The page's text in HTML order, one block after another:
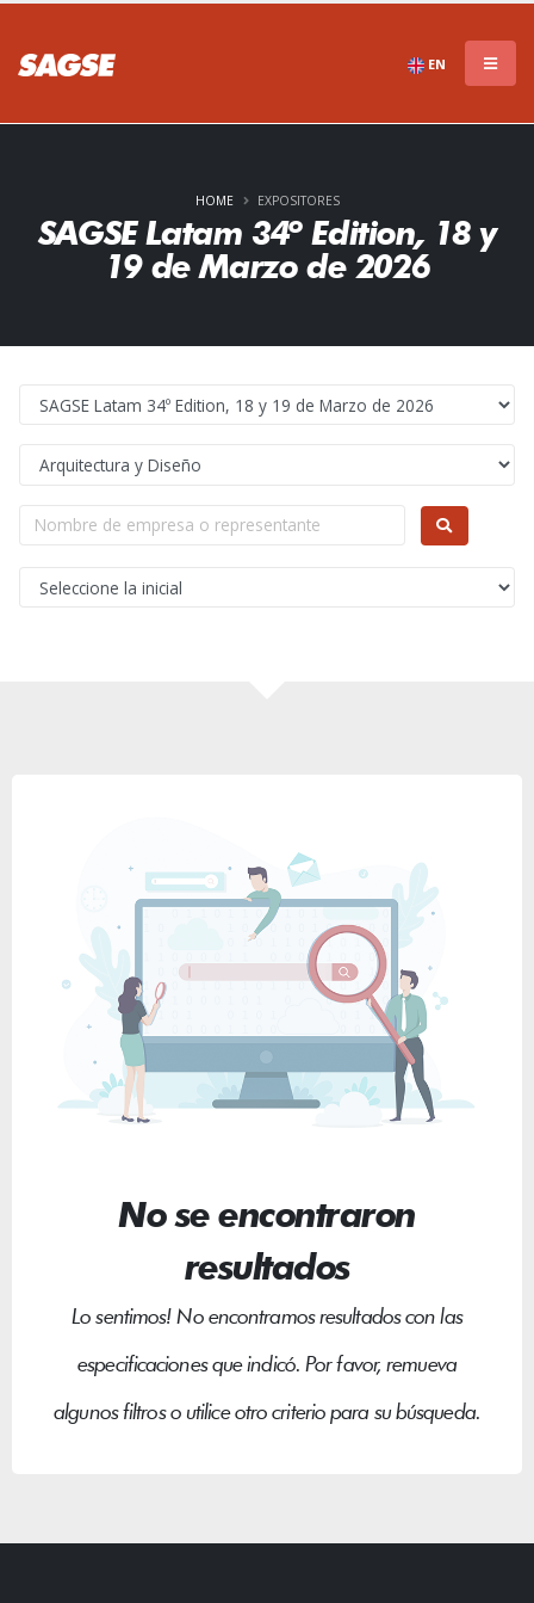
EN
SAGSE Latam 34º Edition, 18 y
19 de Marzo de 2026
HOME EXPOSITORES
No se encontraron
resultados
Lo sentimos! No encontramos resultados con las
especificaciones que indicó. Por favor, remueva
algunos filtros o utilice otro criterio para su búsqueda.